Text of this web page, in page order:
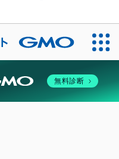
無料診断